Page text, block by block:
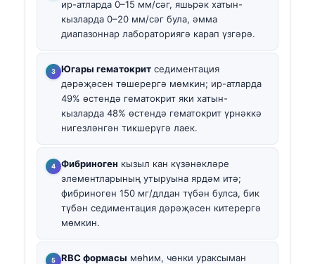
ир-атларда 0–15 мм/сәг, яшьрәк хатын-
кызларда 0–20 мм/сәг була, әмма
диапазоннар лабораториягә карап үзгәрә.
Югары гематокрит седиментация
дәрәҗәсен төшерергә мөмкин; ир-атларда
49% өстендә гематокрит яки хатын-
кызларда 48% өстендә гематокрит үрнәккә
нигезләнгән тикшерүгә лаек.
Фибриноген кызыл кан күзәнәкләре
элементларының утыруына ярдәм итә;
фибриноген 150 мг/длдан түбән булса, бик
түбән седиментация дәрәҗәсен китерергә
мөмкин.
RBC формасы мөһим, чөнки ураксыман